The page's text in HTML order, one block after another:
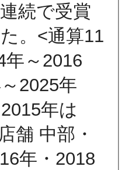
続で受賞
。<通算11
～2016
2025年
年は
舗 中部・
年・2018